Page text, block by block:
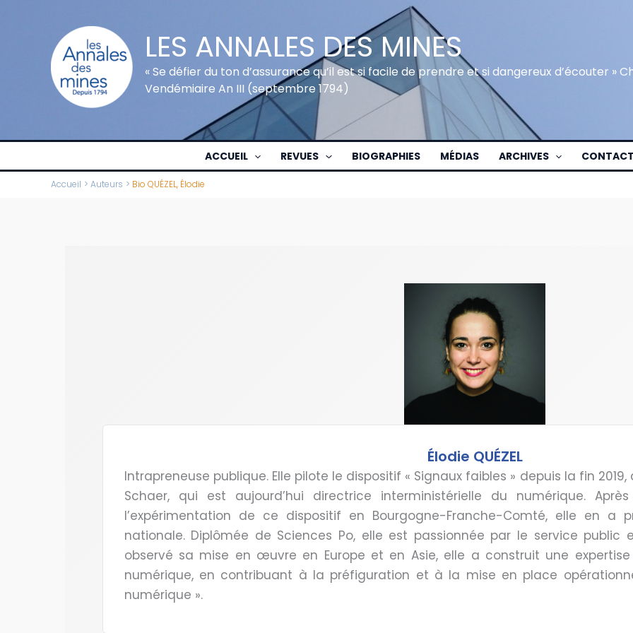
LES ANNALES DES MINES
« Se défier du ton d’assurance qu’il est si facile de prendre et si dangereux d’écouter »
Vendémiaire An III (septembre 1794)
ACCUEIL REVUES BIOGRAPHIES MÉDIAS ARCHIVES CONTACT
Accueil Auteurs Bio QUÉZEL, Élodie
Élodie QUÉZEL
Intrapreneuse publique. Elle pilote le dispositif « Signaux faibles » depuis la fin
Schaer, qui est aujourd’hui directrice interministérielle du numérique.
l’expérimentation de ce dispositif en Bourgogne-Franche-Comté, elle en a
nationale. Diplômée de Sciences Po, elle est passionnée par le service public
observé sa mise en œuvre en Europe et en Asie, elle a construit une
numérique, en contribuant à la préfiguration et à la mise en place
numérique ».